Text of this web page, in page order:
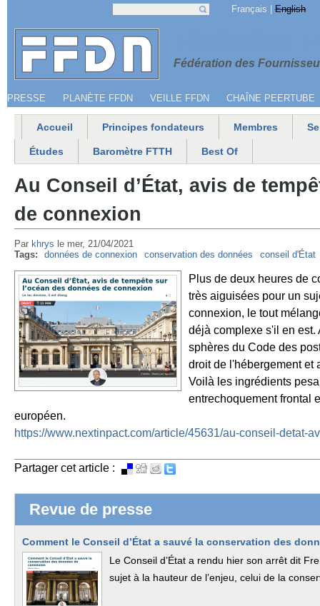
Jump to navigation
Fédération des
Menu secondaire
PRESSE PLANÈTE FFDN VEILLE FFDN CHAÎNE PEERTUBE
Français English
Menu principal
Accueil Principes fondateurs Membres
Études Baromètre FTTH Best Of
Au Conseil d’État, avis de
de connexion
Par khrys le mer, 21/04/2021
Tags:
données de connexion conservation des données conseil d'État
Plus de deux heures de
très aiguisées pour un
connexion, le tout
déjà complexe s'il en est.
sphères du Code des
droit de l'hébergement et
Voilà les ingrédients
entrechoquement frontal
européen.
https://www.nextinpact.com/article/45631/au-conseil-detat-
Partager cet article :
Revue de presse
Comment le Conseil d’État a sauvé la conservation des
Le Conseil d’État a rendu hier son arrêt dit
sujet à la hauteur de l’enjeu, celui de la